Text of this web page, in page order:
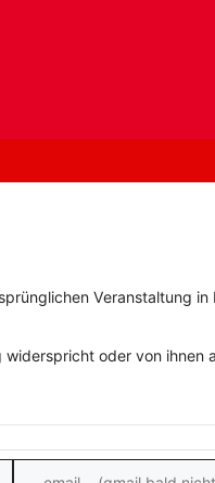
Veranstaltung in
oder von